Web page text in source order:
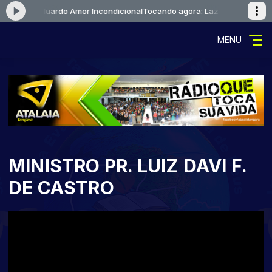
e Eduardo Amor IncondicionalTocando agora: Lazaro e Eduardo
MENU
MINISTRO PR. LUIZ DAVI F.
DE CASTRO